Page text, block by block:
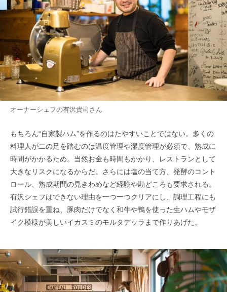
オーナーシェフの有沢貴司さん
もちろん“自家製ハム”を作るのはたやすいことではない。多くの
料理人が二の足を踏むのは温度管理や湿度管理が必須で、熟成に
時間がかかるため。当然お金も時間もかかり、レストランとして
大きなリスクになるからだ。さらには塩の当て方、発酵のコント
ロール、熟成期間の見きわめなど経験や勘どころも要求される。
有沢シェフはできない理由を一つ一つクリアにし、調理工程にも
試行錯誤を重ね、豚肉だけでなく和牛や鴨を使った生ハムやモザ
イク模様が美しいイカスミのモルタデッラまで作りあげた。